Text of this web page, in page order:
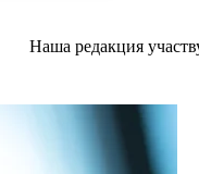
Наша редакция